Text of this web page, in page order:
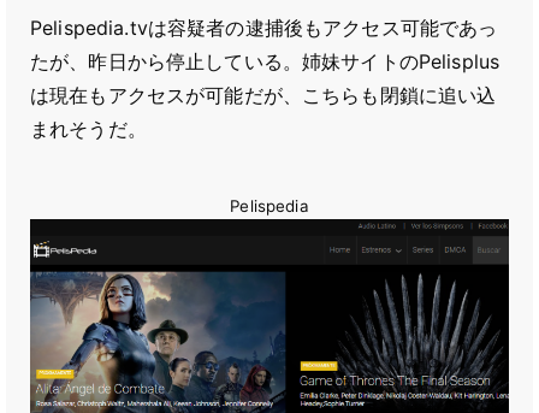
Pelispedia.tvは容疑者の逮捕後もアクセス可能であっ
たが、昨日から停止している。姉妹サイトのPelisplus
は現在もアクセスが可能だが、こちらも閉鎖に追い込
まれそうだ。
Pelispedia